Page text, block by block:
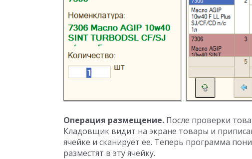
Операция размещение. После проверки
Кладовщик видит на экране товары и
ячейке и сканирует ее. Теперь программа
разместят в эту ячейку.